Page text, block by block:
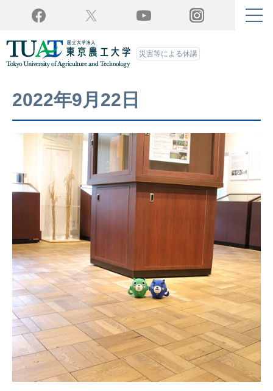
Facebook YouTube Instagram
災害等による休講
2022年9月22日